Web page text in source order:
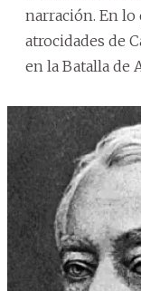
narración. En lo
atrocidades de
en la Batalla de